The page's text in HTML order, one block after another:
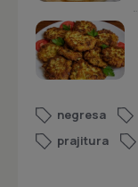
negresa
prajitura